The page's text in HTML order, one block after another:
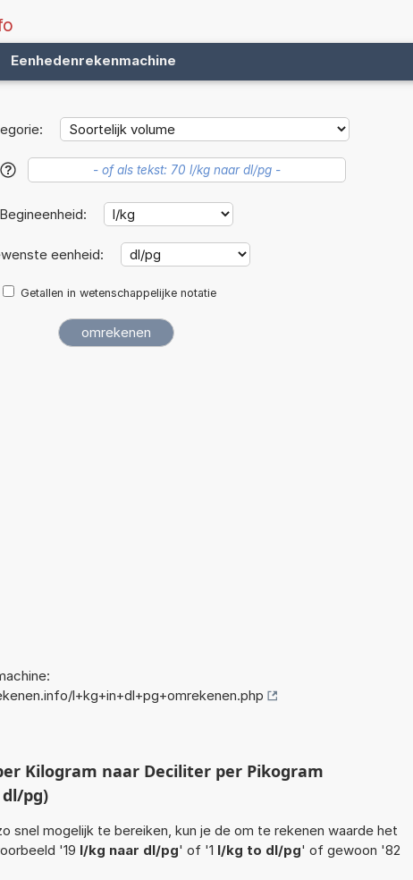
Eenhedenrekenmachine
?
Begineenheid:
eenheid:
Getallen in wetenschappelijke notatie
l+kg+in+dl+pg+omrekenen.php
Kilogram naar Deciliter per Pikogram
pg)
snel mogelijk te bereiken, kun je de om te rekenen waarde het
'19 l/kg naar dl/pg' of '1 l/kg to dl/pg' of gewoon '82